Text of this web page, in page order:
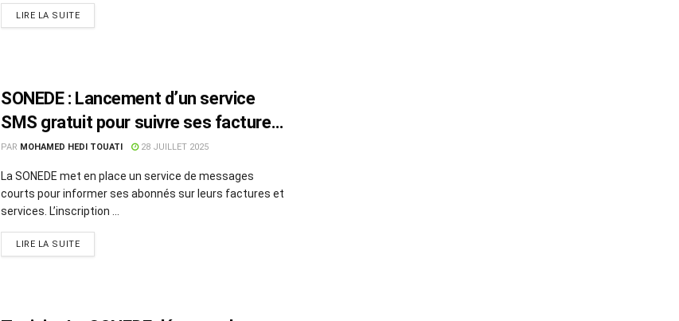
LIRE LA SUITE
SONEDE : Lancement d’un service
SMS gratuit pour suivre ses factures
d’eau
PAR MOHAMED HEDI TOUATI 28 JUILLET 2025
La SONEDE met en place un service de messages
courts pour informer ses abonnés sur leurs factures et
services. L’inscription ...
LIRE LA SUITE